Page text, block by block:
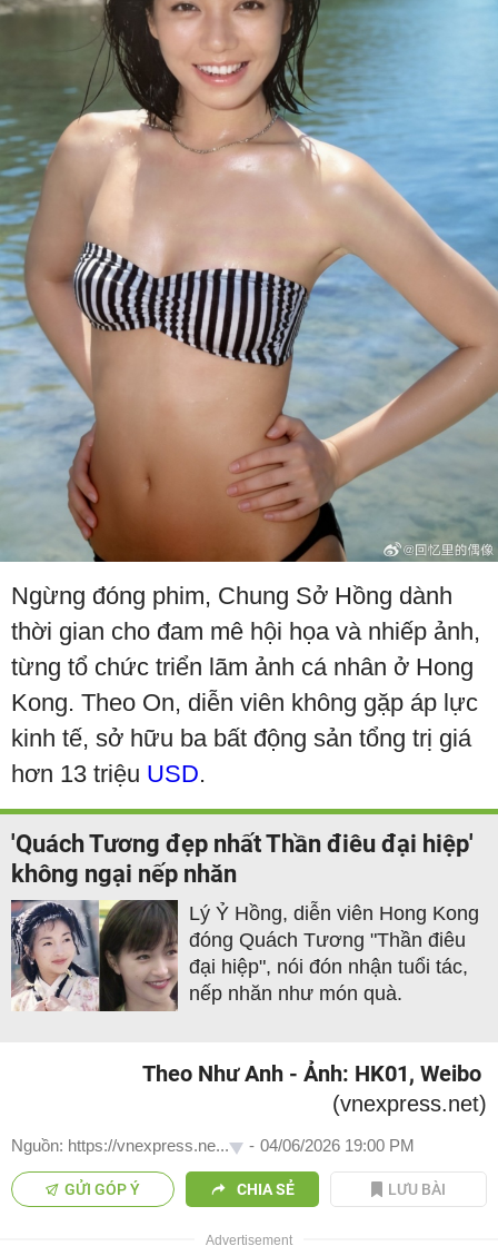
Ngừng đóng phim, Chung Sở Hồng dành
thời gian cho đam mê hội họa và nhiếp ảnh,
từng tổ chức triển lãm ảnh cá nhân ở Hong
Kong. Theo On, diễn viên không gặp áp lực
kinh tế, sở hữu ba bất động sản tổng trị giá
hơn 13 triệu USD.
'Quách Tương đẹp nhất Thần điêu đại hiệp'
không ngại nếp nhăn
Lý Ỷ Hồng, diễn viên Hong Kong
đóng Quách Tương "Thần điêu
đại hiệp", nói đón nhận tuổi tác,
nếp nhăn như món quà.
Theo Như Anh - Ảnh: HK01, Weibo
(vnexpress.net)
Nguồn: https://vnexpress.ne... - 04/06/2026 19:00 PM
GỬI GÓP Ý CHIA SẺ LƯU BÀI